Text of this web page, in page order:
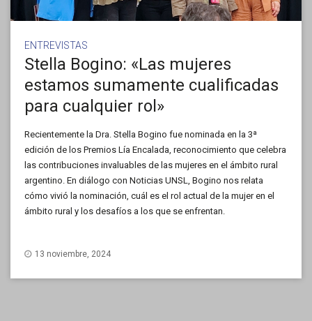
ENTREVISTAS
Stella Bogino: «Las mujeres
estamos sumamente cualificadas
para cualquier rol»
Recientemente la Dra. Stella Bogino fue nominada en la 3ª
edición de los Premios Lía Encalada, reconocimiento que celebra
las contribuciones invaluables de las mujeres en el ámbito rural
argentino. En diálogo con Noticias UNSL, Bogino nos relata
cómo vivió la nominación, cuál es el rol actual de la mujer en el
ámbito rural y los desafíos a los que se enfrentan.
13 noviembre, 2024